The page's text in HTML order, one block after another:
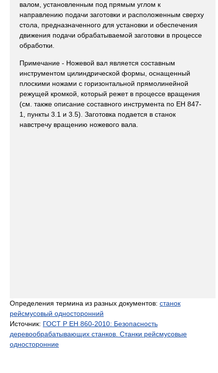
валом, установленным под прямым углом к
направлению подачи заготовки и расположенным сверху
стола, предназначенного для установки и обеспечения
движения подачи обрабатываемой заготовки в процессе
обработки.
Примечание - Ножевой вал является составным
инструментом цилиндрической формы, оснащенный
плоскими ножами с горизонтальной прямолинейной
режущей кромкой, который режет в процессе вращения
(см. также описание составного инструмента по ЕН 847-
1, пункты 3.1 и 3.5). Заготовка подается в станок
навстречу вращению ножевого вала.
Определения термина из разных документов: станок
рейсмусовый односторонний
Источник: ГОСТ Р ЕН 860-2010: Безопасность
деревообрабатывающих станков. Станки рейсмусовые
односторонние